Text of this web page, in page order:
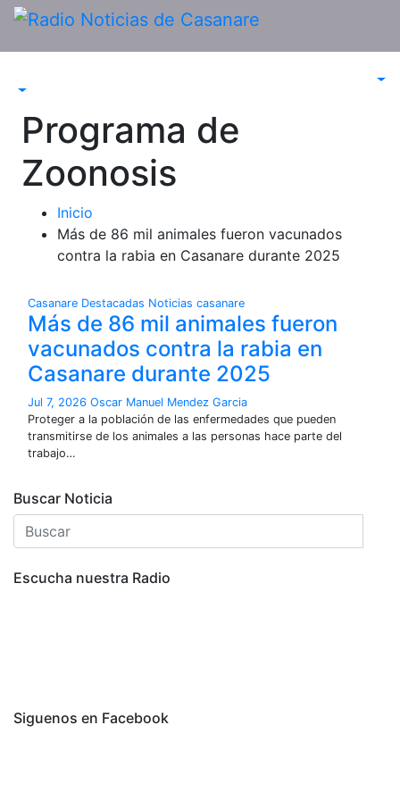
Saltar
contenido
Programa de
Zoonosis
Inicio
Más de 86 mil animales fueron vacunados
contra la rabia en Casanare durante 2025
Casanare Destacadas Noticias casanare
Más de 86 mil animales fueron
vacunados contra la rabia en
Casanare durante 2025
Jul 7, 2026 Oscar Manuel Mendez Garcia
Proteger a la población de las enfermedades que pueden
transmitirse de los animales a las personas hace parte del
trabajo…
Buscar Noticia
Escucha nuestra Radio
Siguenos en Facebook